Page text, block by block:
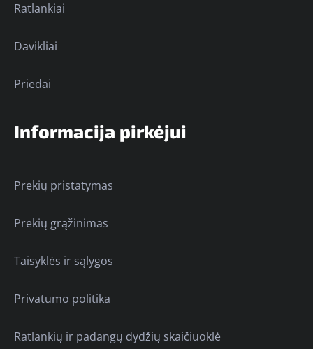
Ratlankiai
Davikliai
Priedai
Informacija pirkėjui
Prekių pristatymas
Prekių grąžinimas
Taisyklės ir sąlygos
Privatumo politika
Ratlankių ir padangų dydžių skaičiuoklė